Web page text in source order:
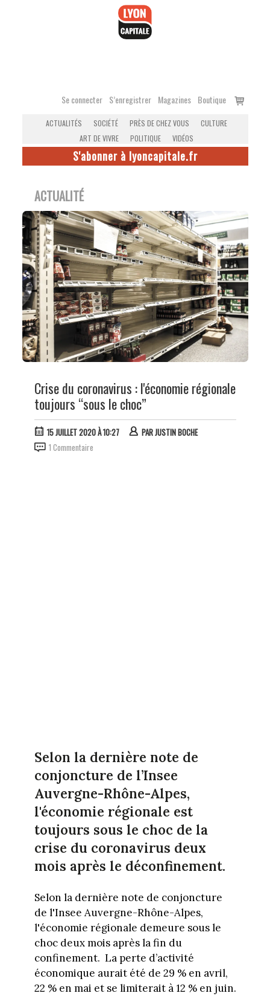
Se connecter S’enregistrer Magazines Boutique
Voir
ACTUALITÉS SOCIÉTÉ PRÈS DE CHEZ VOUS
CULTURE
ART DE VIVRE
POLITIQUE VIDÉOS
S'abonner à lyoncapitale.fr
ACTUALITÉ
Crise du coronavirus : l'économie régionale
toujours “sous le choc”
15 JUILLET 2020 À 10:27 PARJUSTIN BOCHE
1 Commentaire
Selon la dernière note de
conjoncture de l’Insee
Auvergne-Rhône-Alpes,
l'économie régionale est
toujours sous le choc de la
crise du coronavirus deux
mois après le déconfinement.
Selon la dernière note de conjoncture
de l'Insee Auvergne-Rhône-Alpes,
l'économie régionale demeure sous le
choc deux mois après la fin du
confinement. La perte d’activité
économique aurait été de 29 % en avril,
22 % en mai et se limiterait à 12 % en juin.